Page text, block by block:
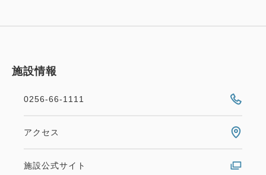
施設情報
0256-66-1111
アクセス
施設公式サイト